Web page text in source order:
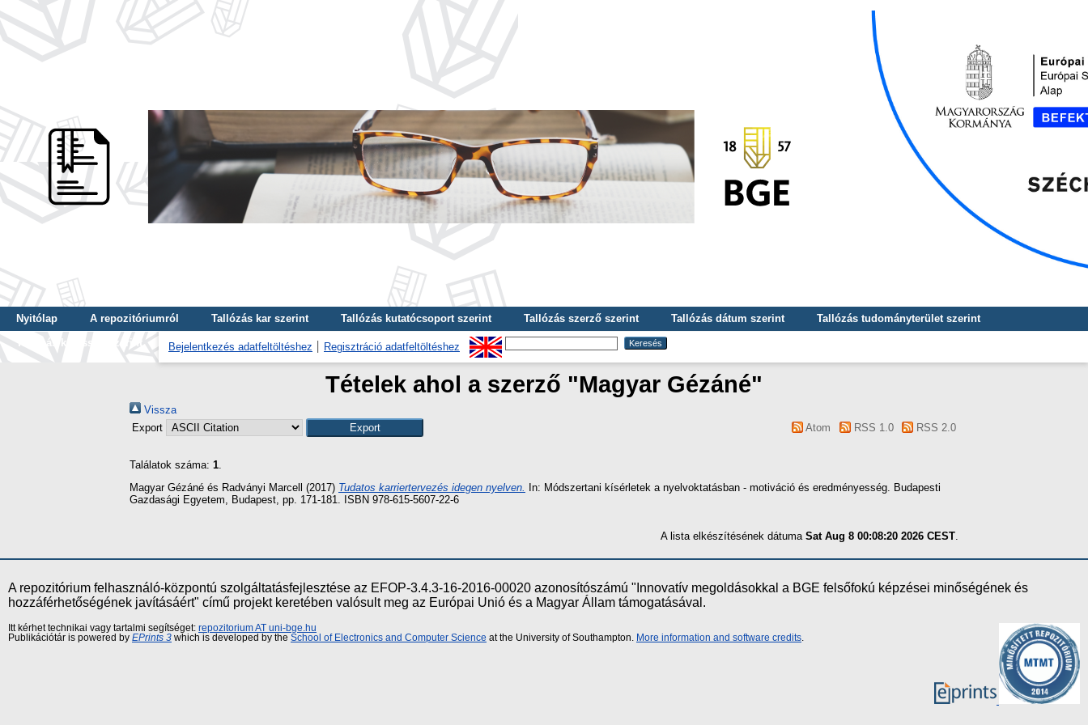
Nyitólap A repozitóriumról Tallózás kar szerint Tallózás kutatócsoport szerint Tallózás szerző szerint Tallózás dátum szerint
Tallózás tudományterület szerint
Tallózás kulcsszó szerint
Bejelentkezés adatfeltöltéshez Regisztráció adatfeltöltéshez
Tételek ahol a szerző "Magyar Gézáné"
Vissza
Export
Atom RSS 1.0 RSS 2.0
Találatok száma: 1.
Magyar Gézáné és Radványi Marcell (2017) Tudatos karriertervezés idegen nyelven.
In: Módszertani kísérletek a nyelvoktatásban - motiváció és eredményesség. Budapesti
Gazdasági Egyetem, Budapest, pp. 171-181. ISBN 978-615-5607-22-6
A lista elkészítésének dátuma Sat Aug 8 00:08:20 2026 CEST
A repozitórium felhasználó-központú szolgáltatásfejlesztése az EFOP-3.4.3-16-2016-00020 azonosítószámú "Innovatív megoldásokkal a BGE felsőfokú képzései minőségének és
hozzáférhetőségének javításáért" című projekt keretében valósult meg az Európai Unió és a Magyar Állam támogatásával.
Itt kérhet technikai vagy tartalmi segítséget: repozitorium AT uni-bge.hu
Publikációtár is powered by EPrints 3 which is developed by the School of Electronics and Computer Science at the University of Southampton. More information and software credits